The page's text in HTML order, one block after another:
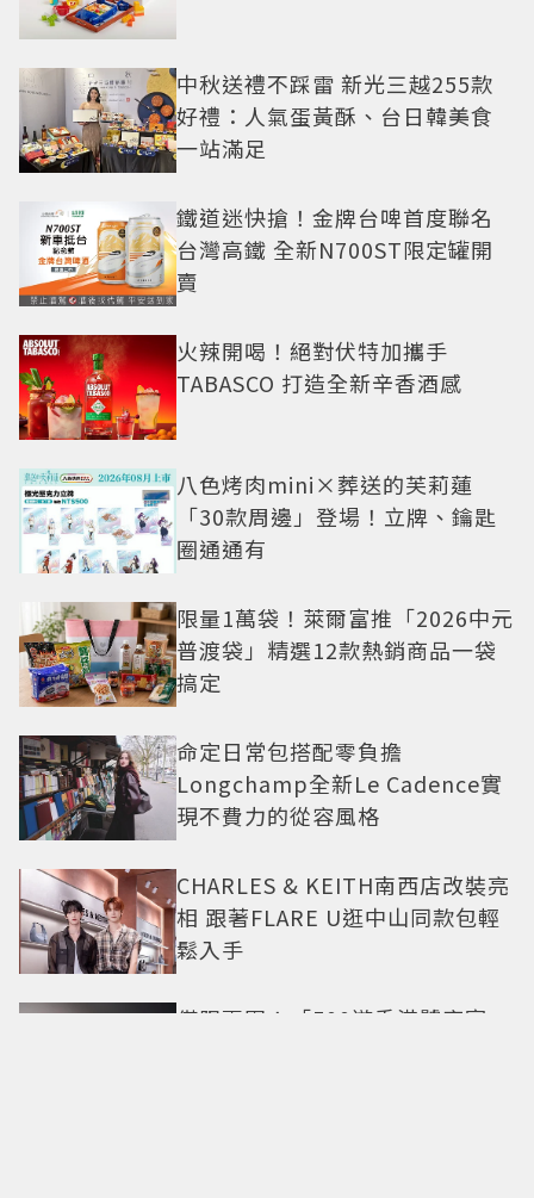
中秋送禮不踩雷 新光三越255款
好禮：人氣蛋黃酥、台日韓美食
一站滿足
鐵道迷快搶！金牌台啤首度聯名
台灣高鐵 全新N700ST限定罐開
賣
火辣開喝！絕對伏特加攜手
TABASCO 打造全新辛香酒感
八色烤肉mini×葬送的芙莉蓮
「30款周邊」登場！立牌、鑰匙
圈通通有
限量1萬袋！萊爾富推「2026中元
普渡袋」精選12款熱銷商品一袋
搞定
命定日常包搭配零負擔
Longchamp全新Le Cadence實
現不費力的從容風格
CHARLES & KEITH南西店改裝亮
相 跟著FLARE U逛中山同款包輕
鬆入手
僅限兩團！「500遊香港饕客宴」